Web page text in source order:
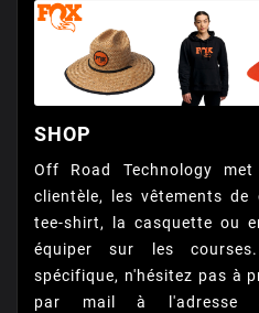
SHOP
Off Road Technology
clientèle, les vêtements de
tee-shirt, la casquette ou
équiper sur les
spécifique, n'hésitez pas à
par mail à l'adresse